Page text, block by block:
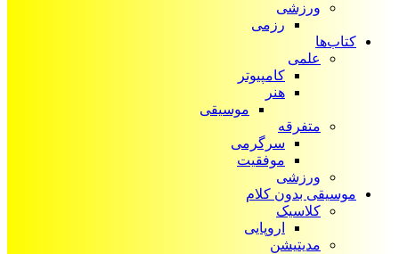
ورزشی
رزمی
کتاب‌ها
علمی
کامپیوتر
هنر
موسیقی
متفرقه
سرگرمی
موفقیت
ورزشی
موسیقی بدون کلام
کلاسیک
اروپایی
مدیتیشن